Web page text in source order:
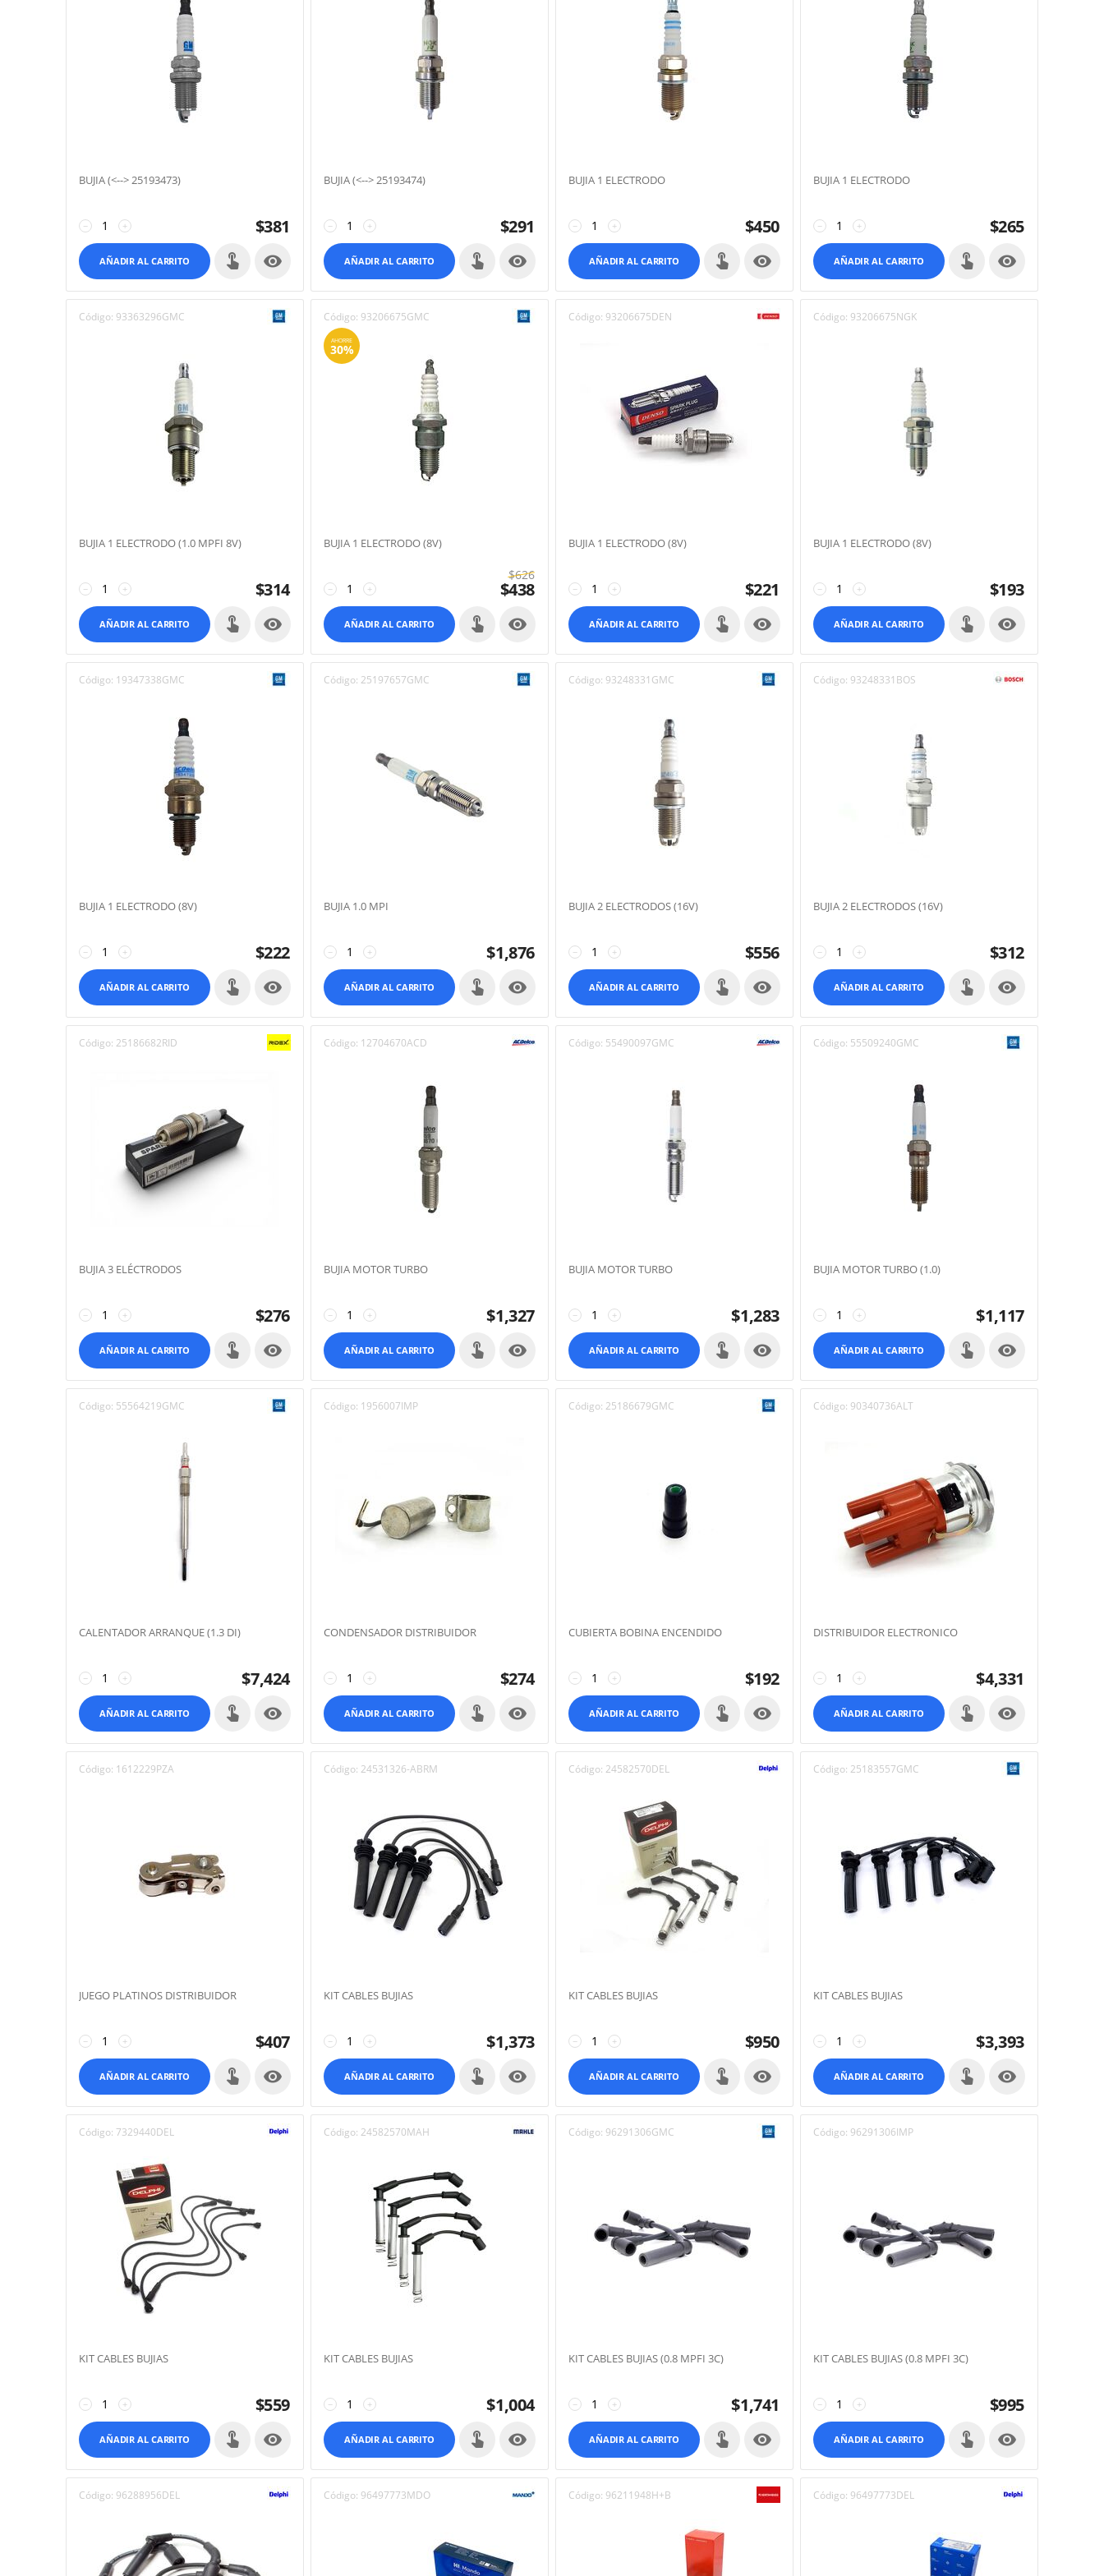
BUJIA (<--> 25193473)
+
− $381
AÑADIR AL CARRITO 
BUJIA (<--> 25193474)
+
− $291
AÑADIR AL CARRITO 
BUJIA 1 ELECTRODO
+
− $450
AÑADIR AL CARRITO 
BUJIA 1 ELECTRODO
+
− $265
AÑADIR AL CARRITO 
Código: 93363296GMC
BUJIA 1 ELECTRODO (1.0 MPFI 8V)
+
− $314
AÑADIR AL CARRITO 
Código: 93206675GMC
AHORRE
30%
BUJIA 1 ELECTRODO (8V)
+
−
$626
$438
AÑADIR AL CARRITO 
Código: 93206675DEN
BUJIA 1 ELECTRODO (8V)
+
− $221
AÑADIR AL CARRITO 
Código: 93206675NGK
BUJIA 1 ELECTRODO (8V)
+
− $193
AÑADIR AL CARRITO 
Código: 19347338GMC
BUJIA 1 ELECTRODO (8V)
+
− $222
AÑADIR AL CARRITO 
Código: 25197657GMC
BUJIA 1.0 MPI
+
− $1,876
AÑADIR AL CARRITO 
Código: 93248331GMC
BUJIA 2 ELECTRODOS (16V)
+
− $556
AÑADIR AL CARRITO 
Código: 93248331BOS
BUJIA 2 ELECTRODOS (16V)
+
− $312
AÑADIR AL CARRITO 
Código: 25186682RID
BUJIA 3 ELÉCTRODOS
+
− $276
AÑADIR AL CARRITO 
Código: 12704670ACD
BUJIA MOTOR TURBO
+
− $1,327
AÑADIR AL CARRITO 
Código: 55490097GMC
BUJIA MOTOR TURBO
+
− $1,283
AÑADIR AL CARRITO 
Código: 55509240GMC
BUJIA MOTOR TURBO (1.0)
+
− $1,117
AÑADIR AL CARRITO 
Código: 55564219GMC
CALENTADOR ARRANQUE (1.3 DI)
+
− $7,424
AÑADIR AL CARRITO 
Código: 1956007IMP
CONDENSADOR DISTRIBUIDOR
+
− $274
AÑADIR AL CARRITO 
Código: 25186679GMC
CUBIERTA BOBINA ENCENDIDO
+
− $192
AÑADIR AL CARRITO 
Código: 90340736ALT
DISTRIBUIDOR ELECTRONICO
+
− $4,331
AÑADIR AL CARRITO 
Código: 1612229PZA
JUEGO PLATINOS DISTRIBUIDOR
+
− $407
AÑADIR AL CARRITO 
Código: 24531326-ABRM
KIT CABLES BUJIAS
+
− $1,373
AÑADIR AL CARRITO 
Código: 24582570DEL
KIT CABLES BUJIAS
+
− $950
AÑADIR AL CARRITO 
Código: 25183557GMC
KIT CABLES BUJIAS
+
− $3,393
AÑADIR AL CARRITO 
Código: 7329440DEL
KIT CABLES BUJIAS
+
− $559
AÑADIR AL CARRITO 
Código: 24582570MAH
KIT CABLES BUJIAS
+
− $1,004
AÑADIR AL CARRITO 
Código: 96291306GMC
KIT CABLES BUJIAS (0.8 MPFI 3C)
+
− $1,741
AÑADIR AL CARRITO 
Código: 96291306IMP
KIT CABLES BUJIAS (0.8 MPFI 3C)
+
− $995
AÑADIR AL CARRITO 
Código: 96288956DEL Código: 96497773MDO Código: 96211948H+B Código: 96497773DEL